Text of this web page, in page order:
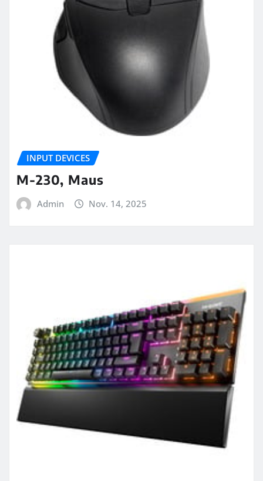
INPUT DEVICES
M-230, Maus
Admin Nov. 14, 2025